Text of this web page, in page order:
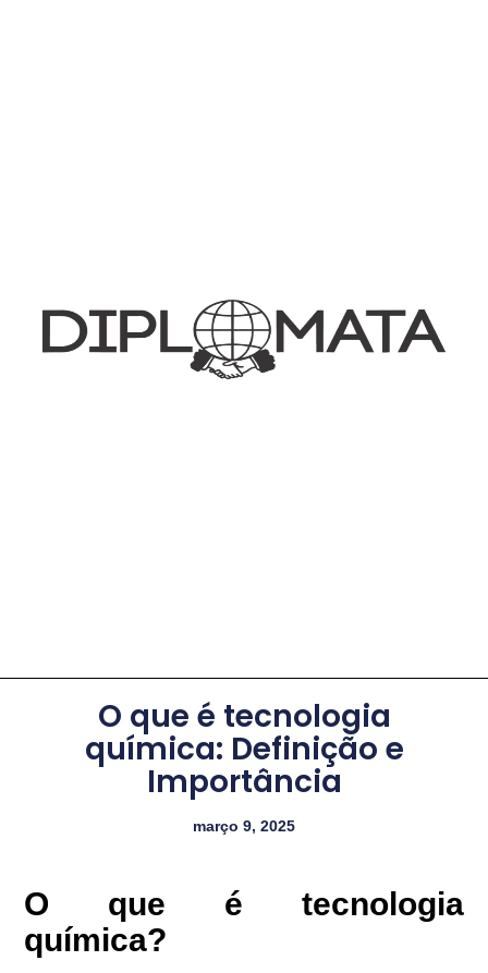
O que é tecnologia
química: Definição e
Importância
março 9, 2025
O que é tecnologia
química?